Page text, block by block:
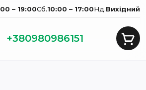
– 19:00Сб.10:00 – 17:00Нд.Вихідний
+380980986151